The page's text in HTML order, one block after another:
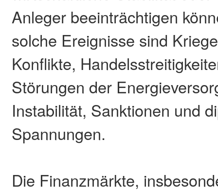
Anleger beeinträchtigen
solche Ereignisse sind
Konflikte,
Störungen der
Instabilität, Sanktionen und
Spannungen.
Die Finanzmärkte,